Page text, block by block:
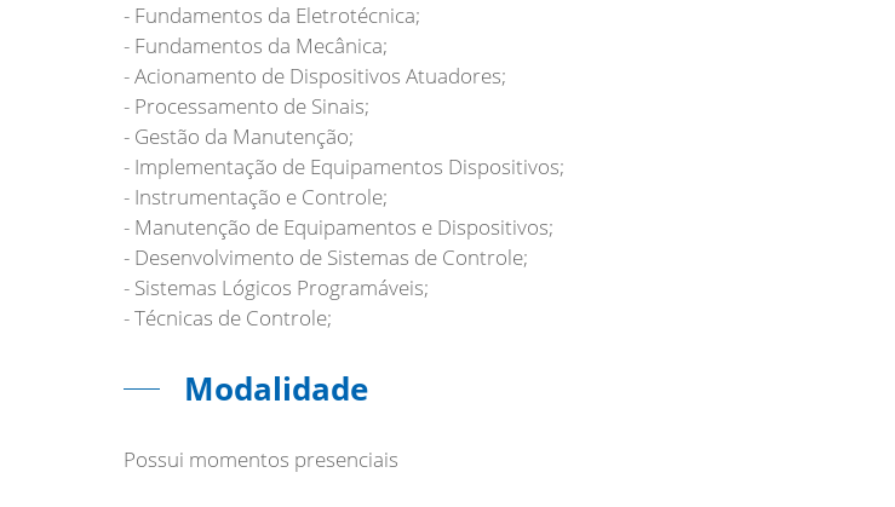
- Fundamentos da Eletrotécnica;
- Fundamentos da Mecânica;
- Acionamento de Dispositivos Atuadores;
- Processamento de Sinais;
- Gestão da Manutenção;
- Implementação de Equipamentos Dispositivos;
- Instrumentação e Controle;
- Manutenção de Equipamentos e Dispositivos;
- Desenvolvimento de Sistemas de Controle;
- Sistemas Lógicos Programáveis;
- Técnicas de Controle;
Modalidade
Possui momentos presenciais